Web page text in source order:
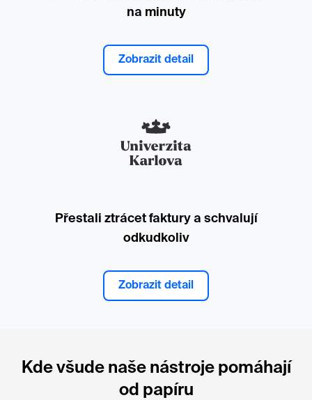
na minuty
Zobrazit detail
Přestali ztrácet faktury a schvalují
odkudkoliv
Zobrazit detail
Kde všude naše nástroje pomáhají
od papíru